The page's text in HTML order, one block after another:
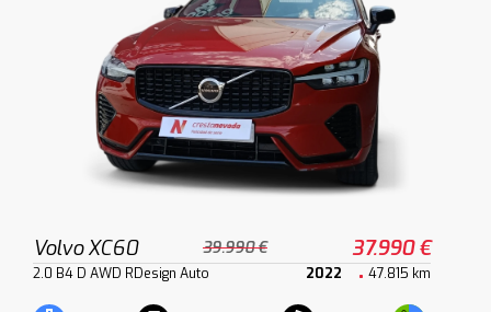
Volvo XC60 39.990 € 37.990 €
2.0 B4 D AWD RDesign Auto 2022 47.815 km